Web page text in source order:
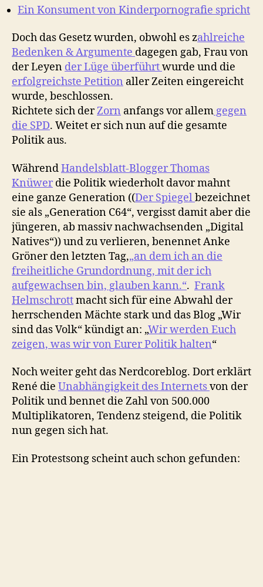
Ein Konsument von Kinderpornografie spricht
Doch das Gesetz wurden, obwohl es zahlreiche
Bedenken & Argumente dagegen gab, Frau von
der Leyen der Lüge überführtwurde und die
erfolgreichste Petition aller Zeiten eingereicht
wurde, beschlossen.
Richtete sich derZorn anfangs vor allemgegen
die SPD. Weitet er sich nun auf die gesamte
Politik aus.
WährendHandelsblatt-Blogger Thomas
Knüwer die Politik wiederholt davor mahnt
eine ganze Generation ((Der Spiegelbezeichnet
sie als „Generation C64“, vergisst damit aber die
jüngeren, ab massiv nachwachsenden „Digital
Natives“)) und zu verlieren, benennet Anke
Gröner den letzten Tag,„an dem ich an die
freiheitliche Grundordnung, mit der ich
aufgewachsen bin, glauben kann.“. Frank
Helmschrottmacht sich für eine Abwahl der
herrschenden Mächte stark und das Blog „Wir
sind das Volk“ kündigt an: „Wir werden Euch
zeigen, was wir von Eurer Politik halten“
Noch weiter geht das Nerdcoreblog. Dort erklärt
René die Unabhängigkeit des Internetsvon der
Politik und bennet die Zahl von 500.000
Multiplikatoren, Tendenz steigend, die Politik
nun gegen sich hat.
Ein Protestsong scheint auch schon gefunden: